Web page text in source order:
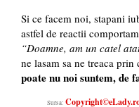
Si ce facem noi, stapani
astfel de reactii
“Doamne, am un catel
ne lasam sa ne treaca
poate nu noi suntem, de
Sursa: